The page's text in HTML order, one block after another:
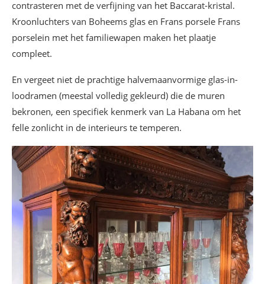
contrasteren met de verfijning van het Baccarat-kristal.
Kroonluchters van Boheems glas en Frans porsele Frans
porselein met het familiewapen maken het plaatje
compleet.
En vergeet niet de prachtige halvemaanvormige glas-in-
loodramen (meestal volledig gekleurd) die de muren
bekronen, een specifiek kenmerk van La Habana om het
felle zonlicht in de interieurs te temperen.